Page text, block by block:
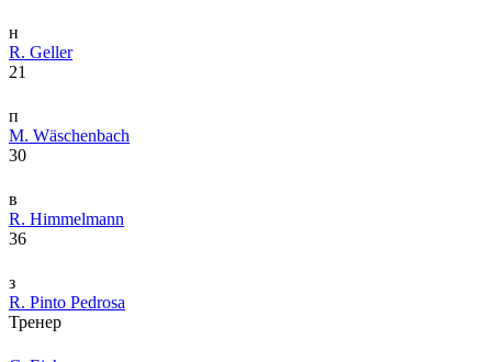
н
R. Geller
21
п
M. Wäschenbach
30
в
R. Himmelmann
36
з
R. Pinto Pedrosa
Тренер